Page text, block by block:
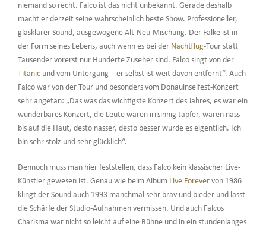
niemand so recht. Falco ist das nicht unbekannt. Gerade deshalb
macht er derzeit seine wahrscheinlich beste Show. Professioneller,
glasklarer Sound, ausgewogene Alt-Neu-Mischung. Der Falke ist in
der Form seines Lebens, auch wenn es bei der Nachtflug-Tour statt
Tausender vorerst nur Hunderte Zuseher sind. Falco singt von der
Titanicund vom Untergang – er selbst ist weit davon entfernt“. Auch
Falco war von der Tour und besonders vom Donauinselfest-Konzert
sehr angetan: „Das was das wichtigste Konzert des Jahres, es war ein
wunderbares Konzert, die Leute waren irrsinnig tapfer, waren nass
bis auf die Haut, desto nasser, desto besser wurde es eigentlich. Ich
bin sehr stolz und sehr glücklich“.
Dennoch muss man hier feststellen, dass Falco kein klassischer Live-
Künstler gewesen ist. Genau wie beim Album Live Forevervon 1986
klingt der Sound auch 1993 manchmal sehr brav und bieder und lässt
die Schärfe der Studio-Aufnahmen vermissen. Und auch Falcos
Charisma war nicht so leicht auf eine Bühne und in ein stundenlanges